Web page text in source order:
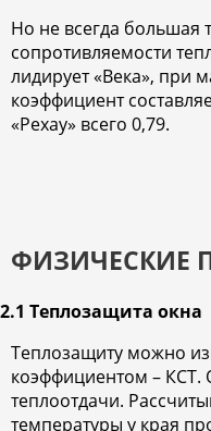
Но не всегда большая
сопротивляемости
лидирует «Века», при
коэффициент
«Рехау» всего 0,79.
ФИЗИЧЕСКИЕ
2.1 Теплозащита окна
Теплозащиту можно
коэффициентом – КСТ.
теплоотдачи.
температуры у края